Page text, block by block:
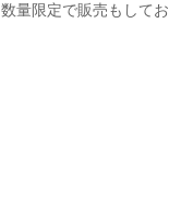
数量限定で販売もして